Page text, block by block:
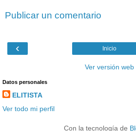
Publicar un comentario
‹ Inicio
Ver versión web
Datos personales
ELITISTA
Ver todo mi perfil
Con la tecnología de